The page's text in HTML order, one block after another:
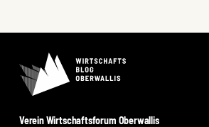
Verein Wirtschaftsforum Oberwallis